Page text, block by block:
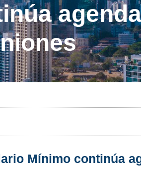
Mínimo continúa